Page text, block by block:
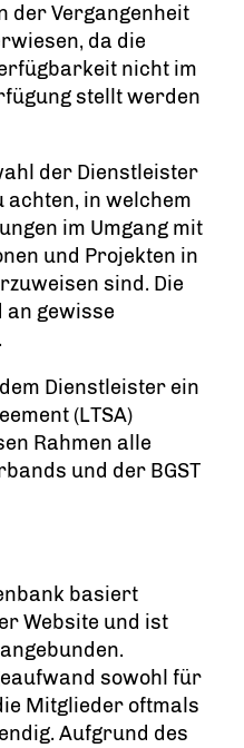
der Vergangenheit
da die
nicht im
stellt werden
der Dienstleister
achten, in welchem
im Umgang mit
und Projekten in
sind. Die
gewisse
Dienstleister ein
(LTSA)
Rahmen alle
und der BGST
basiert
Website und ist
sowohl für
Mitglieder oftmals
Aufgrund des